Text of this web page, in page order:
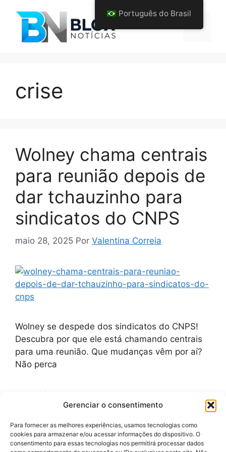
Gerenciar o consentimento
Para fornecer as melhores experiências, usamos tecnologias como
cookies para armazenar e/ou acessar informações do dispositivo. O
consentimento para essas tecnologias nos permitirá processar dados
conteúdo
Menu
crise
Wolney chama centrais
para reunião depois de
dar tchauzinho para
sindicatos do CNPS
maio 28, 2025 Por Valentina Correia
Wolney se despede dos sindicatos do CNPS!
Descubra por que ele está chamando centrais
para uma reunião. Que mudanças vêm por aí?
Não perca
Categorias
Notícias
afastamento,centrais sindicais,Conselho
Nacional de Previdência Social,consulta prévia
crise,governo,investigados,ministro,Ministro
Português do Brasil